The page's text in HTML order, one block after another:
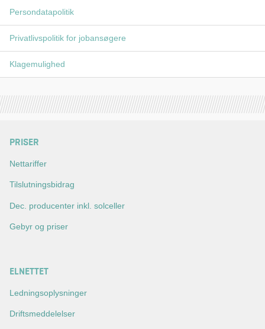
Persondatapolitik
Privatlivspolitik for jobansøgere
Klagemulighed
PRISER
Nettariffer
Tilslutningsbidrag
Dec. producenter inkl. solceller
Gebyr og priser
ELNETTET
Ledningsoplysninger
Driftsmeddelelser